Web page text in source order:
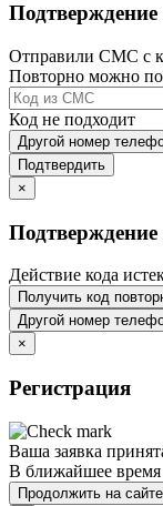
Подтверждение
Отправили СМС с
Повторно можно
Код не подходит
Другой номер
Подтвердить
×
Подтверждение
Действие кода
Получить код
Другой номер
×
Регистрация
Ваша заявка
В ближайшее
Продолжить на сайте